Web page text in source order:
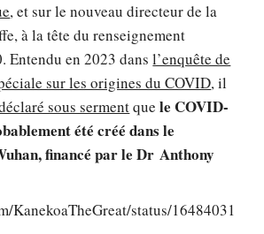
, et sur le nouveau directeur de la
à la tête du renseignement
Entendu en 2023 dansl’enquête de
sur les origines du COVID, il
sous sermentquele COVID-
été créé dans le
financé par le Dr Anthony
KanekoaTheGreat/status/16484031